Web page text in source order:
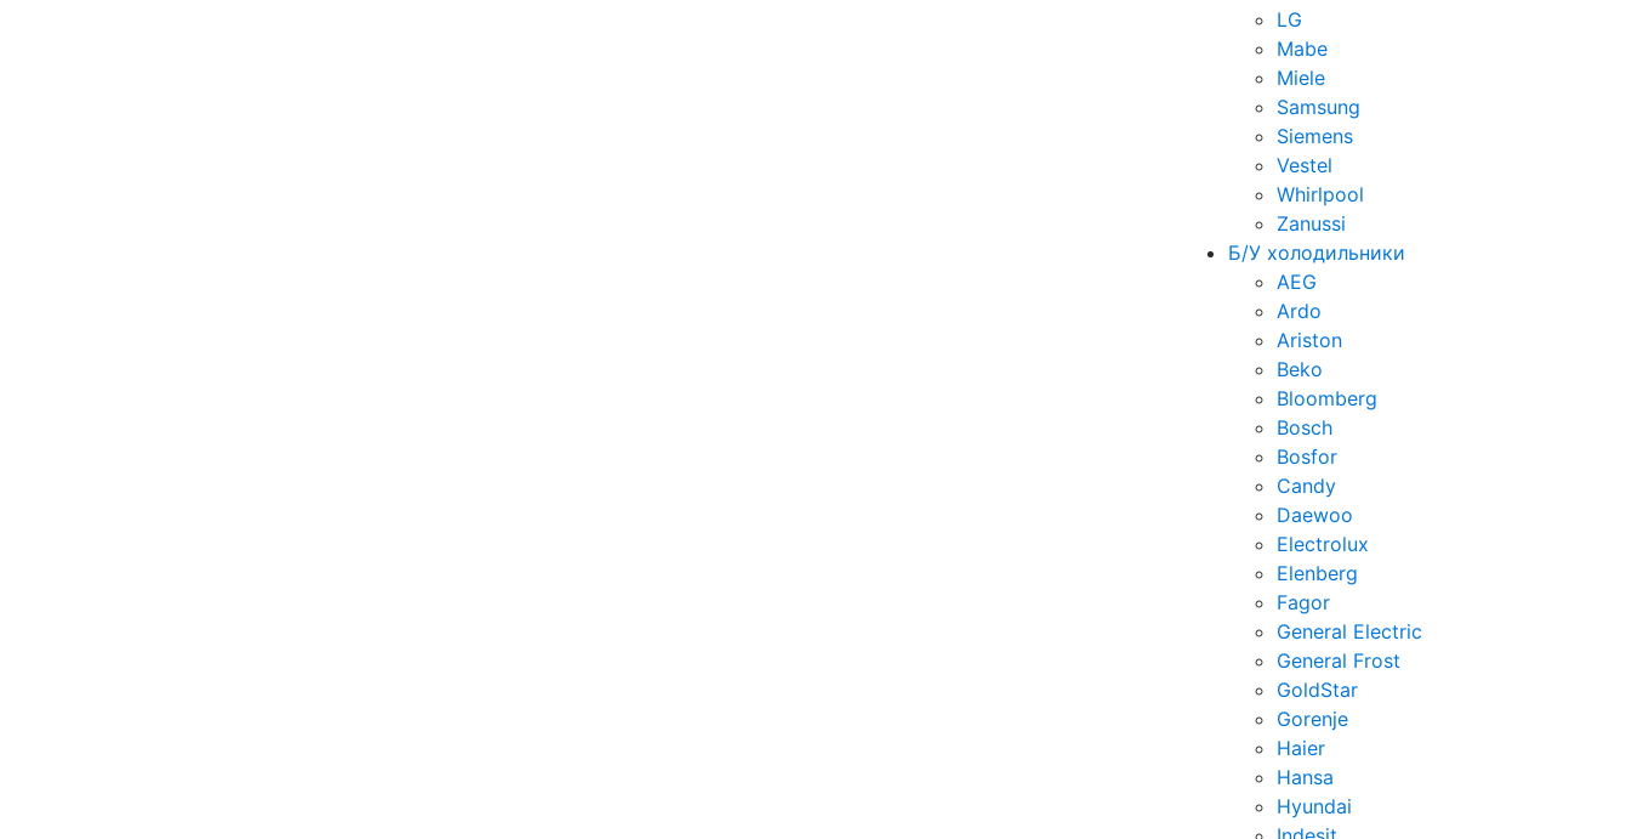
LG
Mabe
Miele
Samsung
Siemens
Vestel
Whirlpool
Zanussi
Б/У холодильники
AEG
Ardo
Ariston
Beko
Bloomberg
Bosch
Bosfor
Candy
Daewoo
Electrolux
Elenberg
Fagor
General Electric
General Frost
GoldStar
Gorenje
Haier
Hansa
Hyundai